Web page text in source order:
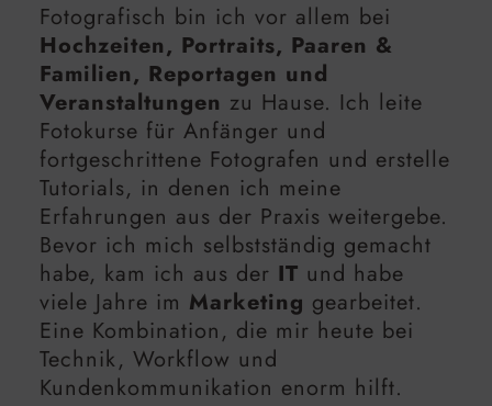
Fotografisch bin ich vor allem bei
Hochzeiten, Portraits, Paaren &
Familien, Reportagen und
Veranstaltungen zu Hause. Ich leite
Fotokurse für Anfänger und
fortgeschrittene Fotografen und erstelle
Tutorials, in denen ich meine
Erfahrungen aus der Praxis weitergebe.
Bevor ich mich selbstständig gemacht
habe, kam ich aus der IT und habe
viele Jahre im Marketing gearbeitet.
Eine Kombination, die mir heute bei
Technik, Workflow und
Kundenkommunikation enorm hilft.